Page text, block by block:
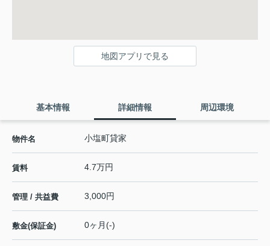
地図アプリで見る
基本情報 詳細情報 周辺環境
物件名 小塩町貸家
賃料 4.7万円
管理 / 共益費 3,000円
敷金(保証金) 0ヶ月(-)